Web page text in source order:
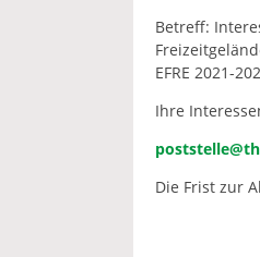
Betreff:
EFRE 2021-
Ihre
Die Frist zur